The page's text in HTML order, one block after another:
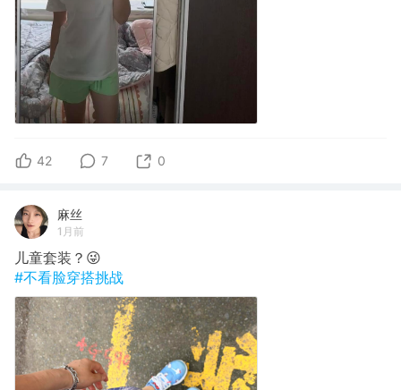
42 7 0
麻丝
1月前
儿童套装？😜
#不看脸穿搭挑战